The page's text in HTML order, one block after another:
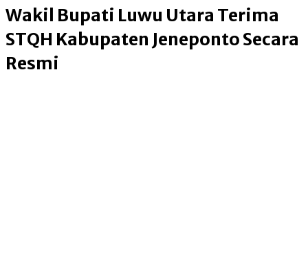
Wakil Bupati Luwu Utara Terima
STQH Kabupaten Jeneponto Secara
Resmi